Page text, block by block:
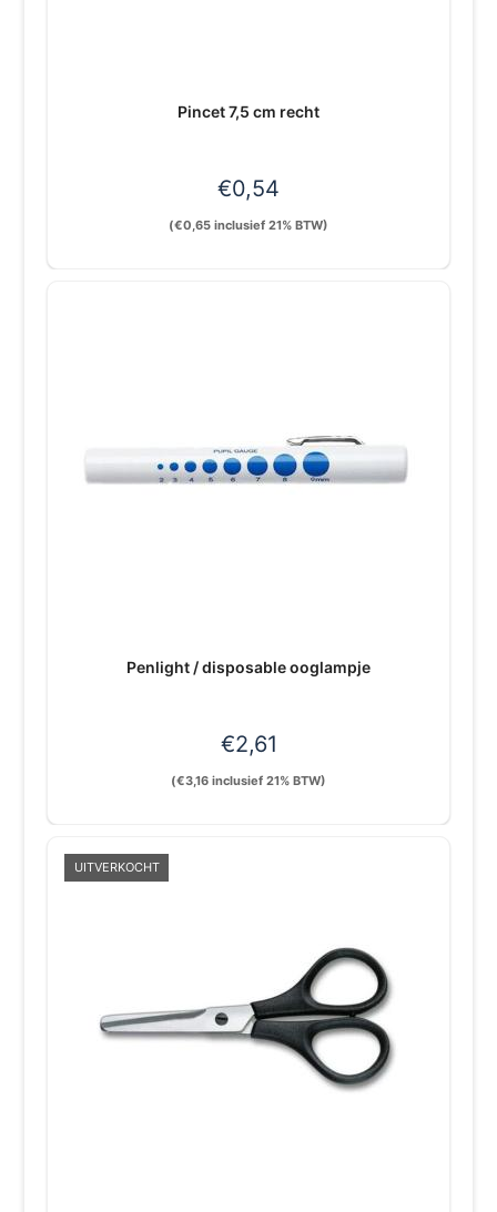
Pincet 7,5 cm recht
€0,54
(€0,65 inclusief 21% BTW)
Penlight / disposable ooglampje
€2,61
(€3,16 inclusief 21% BTW)
UITVERKOCHT